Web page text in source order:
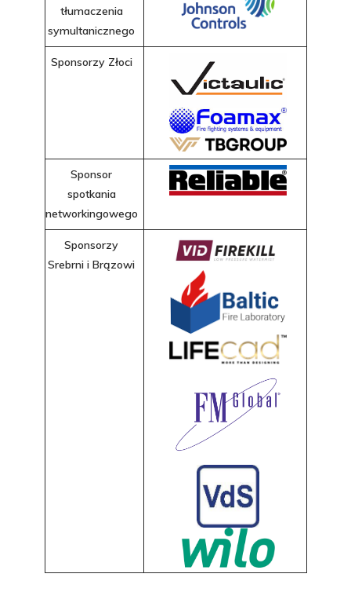
tłumaczenia
symultanicznego
Sponsorzy Złoci
Sponsor
spotkania
networkingowego
Sponsorzy
Srebrni i Brązowi